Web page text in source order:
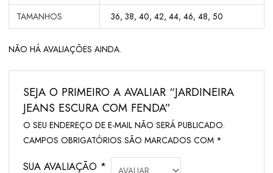
TAMANHOS
36, 38, 40, 42, 44, 46, 48, 50
NÃO HÁ AVALIAÇÕES AINDA.
SEJA O PRIMEIRO A AVALIAR “JARDINEIRA
JEANS ESCURA COM FENDA”
O SEU ENDEREÇO DE E-MAIL NÃO SERÁ PUBLICADO.
CAMPOS OBRIGATÓRIOS SÃO MARCADOS COM *
SUA AVALIAÇÃO *